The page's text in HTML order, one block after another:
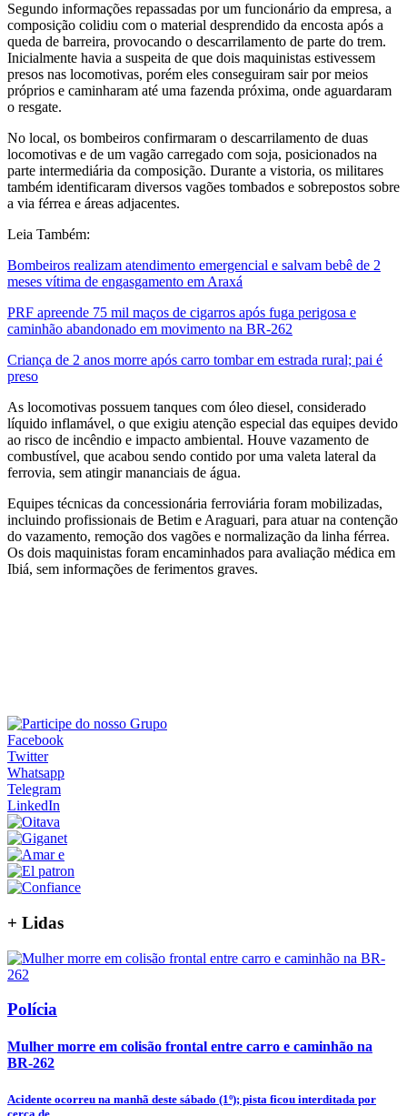
Segundo informações repassadas por um funcionário da empresa, a
composição colidiu com o material desprendido da encosta após a
queda de barreira, provocando o descarrilamento de parte do trem.
Inicialmente havia a suspeita de que dois maquinistas estivessem
presos nas locomotivas, porém eles conseguiram sair por meios
próprios e caminharam até uma fazenda próxima, onde aguardaram
o resgate.
No local, os bombeiros confirmaram o descarrilamento de duas
locomotivas e de um vagão carregado com soja, posicionados na
parte intermediária da composição. Durante a vistoria, os militares
também identificaram diversos vagões tombados e sobrepostos sobre
a via férrea e áreas adjacentes.
Leia Também:
Bombeiros realizam atendimento emergencial e salvam bebê de 2
meses vítima de engasgamento em Araxá
PRF apreende 75 mil maços de cigarros após fuga perigosa e
caminhão abandonado em movimento na BR-262
Criança de 2 anos morre após carro tombar em estrada rural; pai é
preso
As locomotivas possuem tanques com óleo diesel, considerado
líquido inflamável, o que exigiu atenção especial das equipes devido
ao risco de incêndio e impacto ambiental. Houve vazamento de
combustível, que acabou sendo contido por uma valeta lateral da
ferrovia, sem atingir mananciais de água.
Equipes técnicas da concessionária ferroviária foram mobilizadas,
incluindo profissionais de Betim e Araguari, para atuar na contenção
do vazamento, remoção dos vagões e normalização da linha férrea.
Os dois maquinistas foram encaminhados para avaliação médica em
Ibiá, sem informações de ferimentos graves.
Facebook
Twitter
Whatsapp
Telegram
LinkedIn
+ Lidas
Polícia
Mulher morre em colisão frontal entre carro e caminhão na
BR-262
Acidente ocorreu na manhã deste sábado (1º); pista ficou interditada por